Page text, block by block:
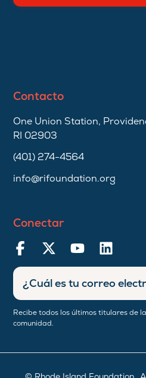
Contacto
One Union Station,
RI 02903
(401) 274-4564
info@rifoundation.org
Conectar
Recibe todos los últimos titulares de
comunidad.
Ingresar
dirección
de
correo